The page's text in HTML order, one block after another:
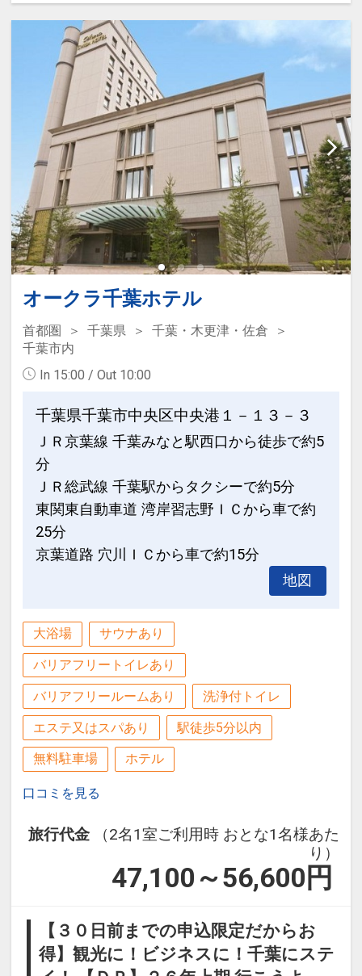
す。
「食事なしプラン」と「朝食付プラン」
をご用意しています。
●「食事なしプラン」と「朝食付プラ
ン」を掲載しています。
※ご覧のページがどちらかを
【食事条
件】 の項目でご確認のうえ、予約にお進
み下さい。
設定期間：2026年4月1日～2027年3月
31日
17453282
オークラ千葉ホテル
首都圏 千葉県
千葉・木更津・佐倉
千葉市内
In 15:00 / Out 10:00
千葉県千葉市中央区中央港１－１３－３
ＪＲ京葉線 千葉みなと駅西口から徒歩で約5
分
ＪＲ総武線 千葉駅からタクシーで約5分
東関東自動車道 湾岸習志野ＩＣから車で約
25分
京葉道路 穴川ＩＣから車で約15分
地図
大浴場 サウナあり
バリアフリートイレあり
バリアフリールームあり 洗浄付トイレ
エステ又はスパあり 駅徒歩5分以内
無料駐車場 ホテル
口コミを見る
旅行代金
（2名1室ご利用時 おとな1名様あた
り）
47,100～56,600 円
【３０日前までの申込限定だからお
得】観光に！ビジネスに！千葉にステ